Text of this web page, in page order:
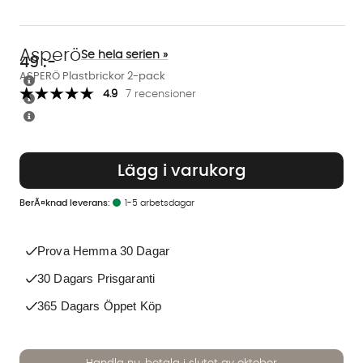
ASPERÖ Plastbrickor 2-pack
AsperöSe hela serien »
4.9 7 recensioner
49:-
Lägg i varukorg
1-5 arbetsdagar
Prova Hemma 30 Dagar
30 Dagars Prisgaranti
365 Dagars Öppet Köp